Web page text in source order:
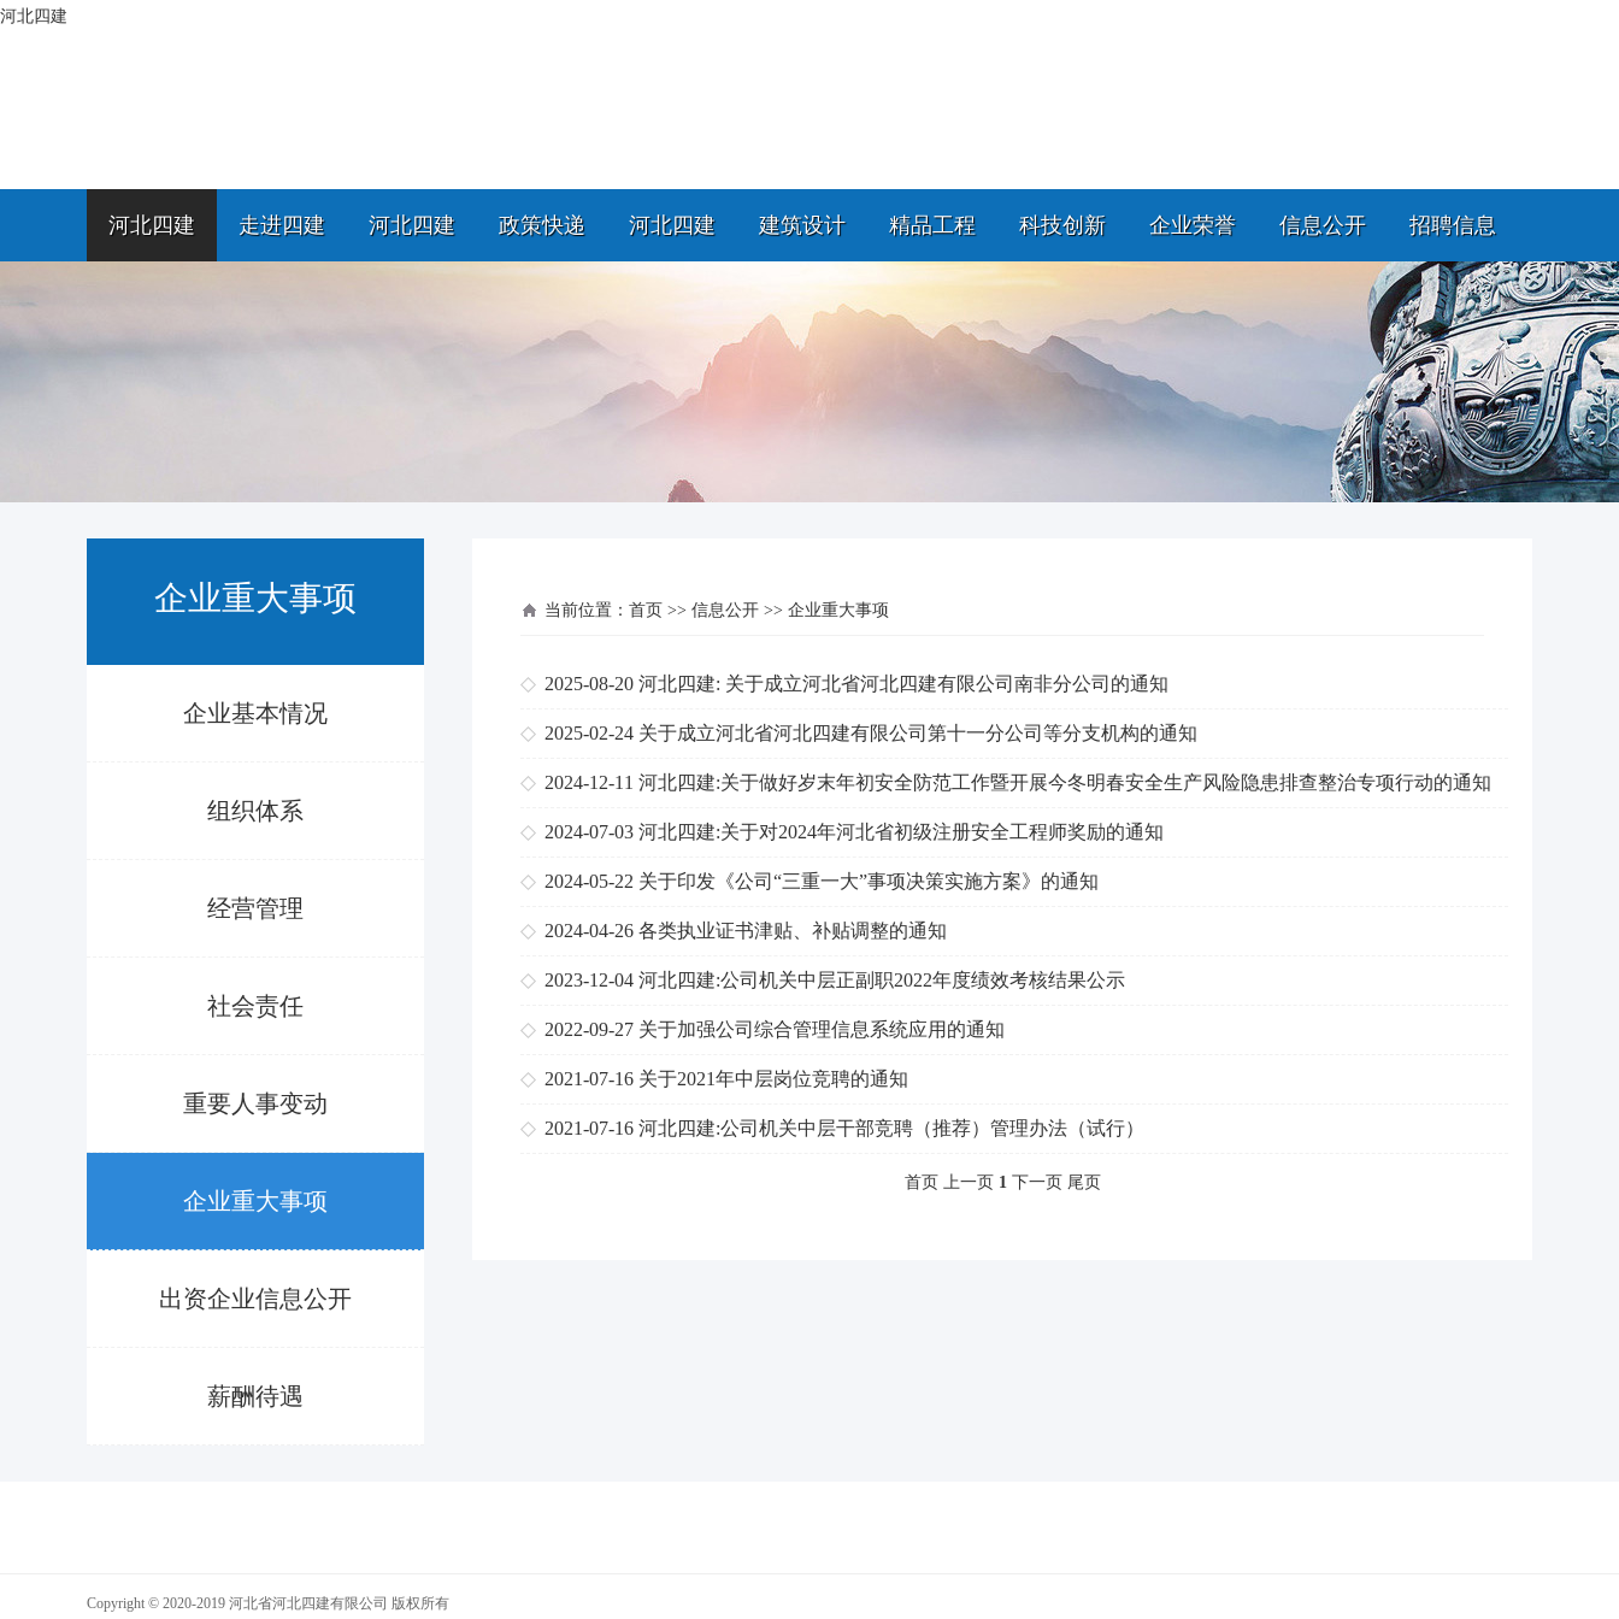
河北四建
河北四建 走进四建 河北四建 政策快递 河北四建 建筑设计 精品工程 科技创新 企业荣誉 信息公开 招聘信息
企业重大事项
企业基本情况
组织体系
经营管理
社会责任
重要人事变动
企业重大事项
出资企业信息公开
薪酬待遇
当前位置： 首页 >> 信息公开 >> 企业重大事项
2025-08-20 河北四建: 关于成立河北省河北四建有限公司南非分公司的通知
2025-02-24 关于成立河北省河北四建有限公司第十一分公司等分支机构的通知
2024-12-11 河北四建:关于做好岁末年初安全防范工作暨开展今冬明春安全生产风险隐患排查整治专项行动的通知
2024-07-03 河北四建:关于对2024年河北省初级注册安全工程师奖励的通知
2024-05-22 关于印发《公司“三重一大”事项决策实施方案》的通知
2024-04-26 各类执业证书津贴、补贴调整的通知
2023-12-04 河北四建:公司机关中层正副职2022年度绩效考核结果公示
2022-09-27 关于加强公司综合管理信息系统应用的通知
2021-07-16 关于2021年中层岗位竞聘的通知
2021-07-16 河北四建:公司机关中层干部竞聘（推荐）管理办法（试行）
首页 上一页 1 下一页 尾页
Copyright © 2020-2019 河北省河北四建有限公司 版权所有